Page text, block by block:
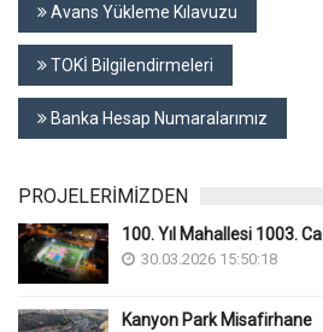
Avans Yükleme Kılavuzu
TOKİ Bilgilendirmeleri
Banka Hesap Numaralarımız
PROJELERİMİZDEN
100. Yıl Mahallesi 1003.
30.03.2026 15:50:18
Kanyon Park Misafirhane